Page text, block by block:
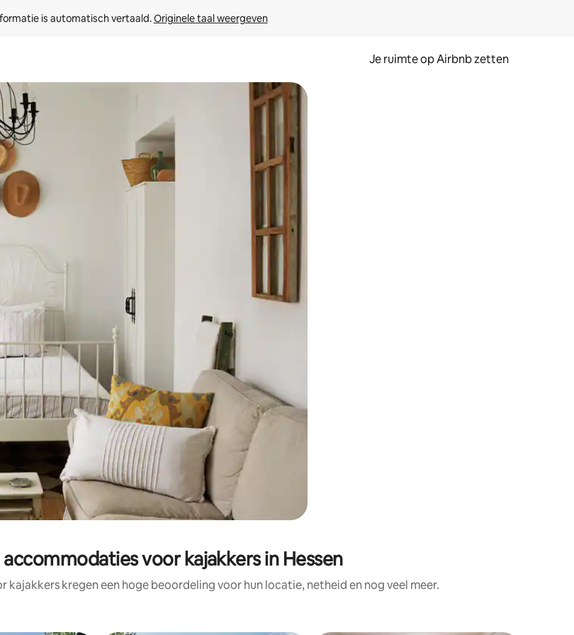
is automatisch vertaald. Originele taal weergeven
Je ruimte op Airbnb zetten
de pijltjestoetsen omhoog en omlaag, óf door te tikken of swipen.
voor kajakkers in Hessen
kajakkers kregen een hoge beoordeling voor hun locatie, netheid en nog veel meer.